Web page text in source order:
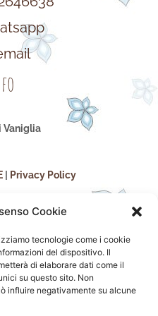
Cookie
tecnologie come i cookie
del dispositivo. Il
di elaborare dati come il
su questo sito. Non
influire negativamente su alcune
Vaniglia
Privacy Policy
social